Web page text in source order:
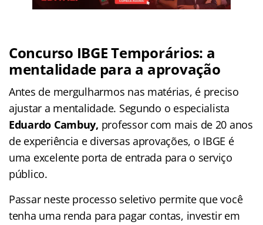
Concurso IBGE Temporários: a
mentalidade para a aprovação
Antes de mergulharmos nas matérias, é preciso
ajustar a mentalidade. Segundo o especialista
Eduardo Cambuy, professor com mais de 20 anos
de experiência e diversas aprovações, o IBGE é
uma excelente porta de entrada para o serviço
público.
Passar neste processo seletivo permite que você
tenha uma renda para pagar contas, investir em